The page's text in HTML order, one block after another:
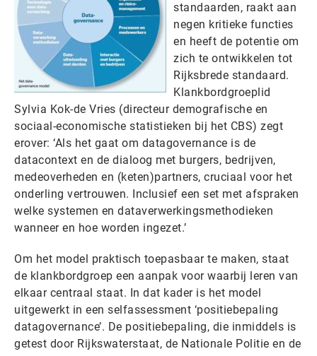
standaarden, raakt aan
negen kritieke functies
en heeft de potentie om
zich te ontwikkelen tot
Rijksbrede standaard.
Klankbordgroeplid
Sylvia Kok-de Vries (directeur demografische en
sociaal-economische statistieken bij het CBS) zegt
erover: ‘Als het gaat om datagovernance is de
datacontext en de dialoog met burgers, bedrijven,
medeoverheden en (keten)partners, cruciaal voor het
onderling vertrouwen. Inclusief een set met afspraken
welke systemen en dataverwerkingsmethodieken
wanneer en hoe worden ingezet.’
Om het model praktisch toepasbaar te maken, staat
de klankbordgroep een aanpak voor waarbij leren van
elkaar centraal staat. In dat kader is het model
uitgewerkt in een selfassessment ‘positiebepaling
datagovernance’. De positiebepaling, die inmiddels is
getest door Rijkswaterstaat, de Nationale Politie en de